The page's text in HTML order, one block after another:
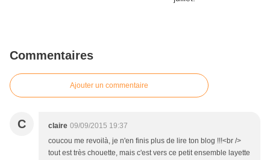
Commentaires
Ajouter un commentaire
C claire 09/09/2015 19:37
coucou me revoilà, je n'en finis plus de lire ton blog !!!<br />
tout est très chouette, mais c'est vers ce petit ensemble layette